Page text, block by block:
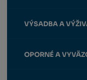
VÝSADBA A
OPORNÉ A